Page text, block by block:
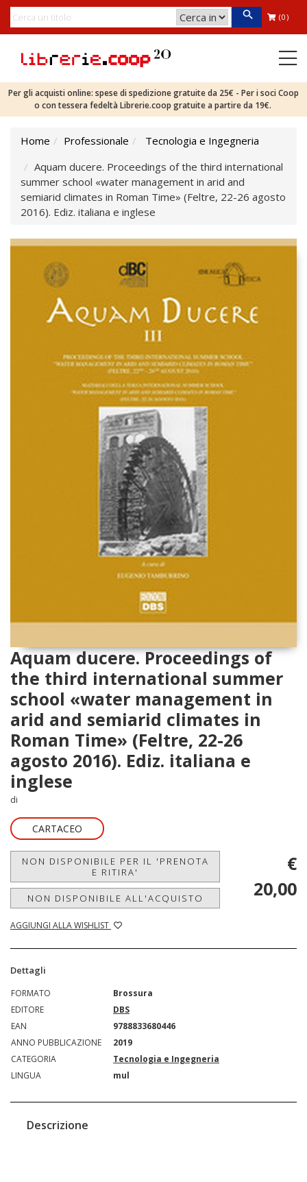
(0)
Per gli acquisti online: spese di spedizione gratuite da 25€ - Per i soci Coop
o con tessera fedeltà Librerie.coop gratuite a partire da 19€.
Home Professionale
Tecnologia e Ingegneria
Aquam ducere. Proceedings of the third international
summer school «water management in arid and
semiarid climates in Roman Time» (Feltre, 22-26 agosto
2016). Ediz. italiana e inglese
Aquam ducere. Proceedings of
the third international summer
school «water management in
arid and semiarid climates in
Roman Time» (Feltre, 22-26
agosto 2016). Ediz. italiana e
inglese
di
CARTACEO
NON DISPONIBILE PER IL 'PRENOTA
E RITIRA'
NON DISPONIBILE ALL'ACQUISTO
AGGIUNGI ALLA WISHLIST
€
20,00
Dettagli
FORMATO
Brossura
EDITORE
DBS
EAN
9788833680446
ANNO PUBBLICAZIONE
2019
CATEGORIA
Tecnologia e Ingegneria
LINGUA
mul
Descrizione